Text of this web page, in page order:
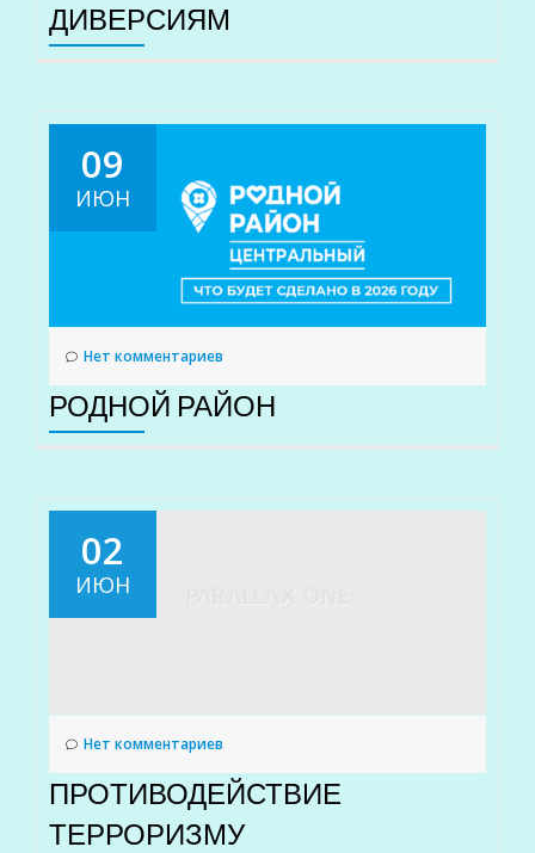
ДИВЕРСИЯМ
09
ИЮН
Нет комментариев
РОДНОЙ РАЙОН
02
ИЮН
Нет комментариев
ПРОТИВОДЕЙСТВИЕ
ТЕРРОРИЗМУ